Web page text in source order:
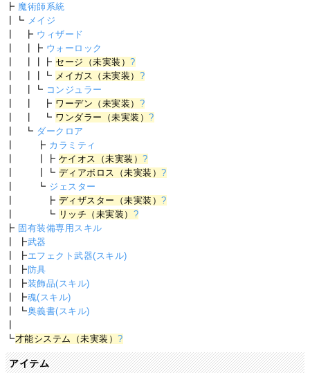
┣ 魔術師系統
┃┗ メイジ
┃ ┣ ウィザード
┃ ┃┣ ウォーロック
┃ ┃┃┣ セージ（未実装）?
┃ ┃┃┗ メイガス（未実装） ?
┃ ┃┗ コンジュラー
┃ ┃ ┣ ワーデン（未実装） ?
┃ ┃ ┗ ワンダラー（未実装）?
┃ ┗ ダークロア
┃ ┣ カラミティ
┃ ┃┣ ケイオス（未実装）?
┃ ┃┗ ディアボロス（未実装）?
┃ ┗ ジェスター
┃ ┣ ディザスター（未実装）?
┃ ┗ リッチ（未実装） ?
┣ 固有装備専用スキル
┃ ┣武器
┃ ┣エフェクト武器(スキル)
┃ ┣防具
┃ ┣装飾品(スキル)
┃ ┣魂(スキル)
┃ ┗奥義書(スキル)
┗才能システム（未実装）?
アイテム